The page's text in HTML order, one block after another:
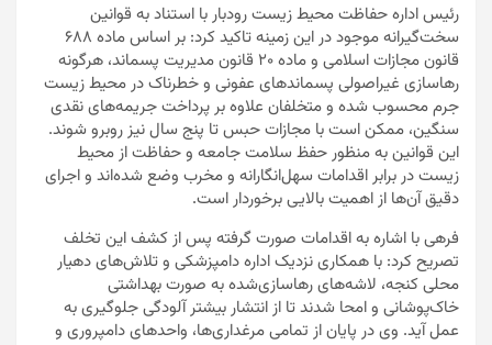
رئیس اداره حفاظت محیط زیست رودبار با استناد به قوانین
سخت‌گیرانه موجود در این زمینه تاکید کرد: بر اساس ماده ۶۸۸
قانون مجازات اسلامی و ماده ۲۰ قانون مدیریت پسماند، هرگونه
رهاسازی غیراصولی پسماندهای عفونی و خطرناک در محیط زیست
جرم محسوب شده و متخلفان علاوه بر پرداخت جریمه‌های نقدی
سنگین، ممکن است با مجازات حبس تا پنج سال نیز روبرو شوند.
این قوانین به منظور حفظ سلامت جامعه و حفاظت از محیط
زیست در برابر اقدامات سهل‌انگارانه و مخرب وضع شده‌اند و اجرای
دقیق آن‌ها از اهمیت بالایی برخوردار است.
فرهی با اشاره به اقدامات صورت گرفته پس از کشف این تخلف
تصریح کرد: با همکاری نزدیک اداره دامپزشکی و تلاش‌های دهیار
محلی کنجه، لاشه‌های رهاسازی‌شده به صورت بهداشتی
خاک‌پوشانی و امحا شدند تا از انتشار بیشتر آلودگی جلوگیری به
عمل آید. وی در پایان از تمامی مرغداری‌ها، واحدهای دامپروری و